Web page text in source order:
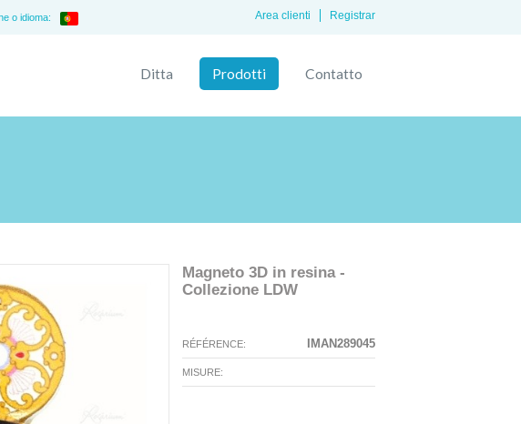
o idioma: Registrar
Area clienti
Ditta Prodotti Contatto
Magneto 3D in resina -
Collezione LDW
sono disponibili immagini in questo
RÉFÉRENCE: IMAN289045
MISURE: